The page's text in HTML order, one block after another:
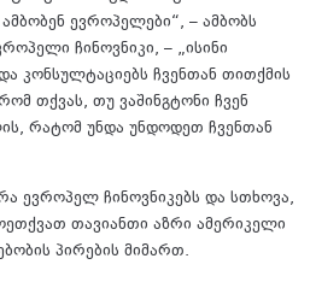
ევროპელები“, – ამბობს
ჩინოვნიკი, – „ისინი
კონსულტაციებს ჩვენთან თითქმის
თქვას, თუ ვაშინგტონი ჩვენ
რატომ უნდა უნდოდეთ ჩვენთან
ევროპელ ჩინოვნიკებს და სთხოვა,
თავიანთი აზრი ამერიკელი
პირების მიმართ.